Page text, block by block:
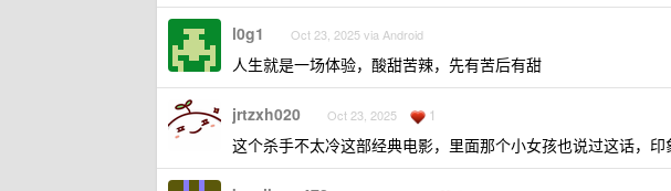
l0g1 Oct 23, 2025 via Android
人生就是一场体验，酸甜苦辣，先有苦后有甜
jrtzxh020 Oct 23, 2025 1
这个杀手不太冷这部经典电影，里面那个小女孩也说过这话，印